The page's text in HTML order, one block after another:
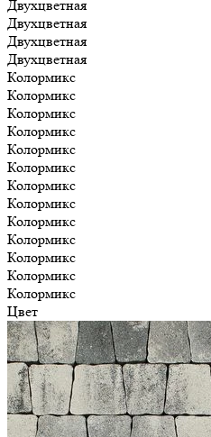
Двухцветная
Двухцветная
Двухцветная
Двухцветная
Колормикс
Колормикс
Колормикс
Колормикс
Колормикс
Колормикс
Колормикс
Колормикс
Колормикс
Колормикс
Колормикс
Колормикс
Колормикс
Цвет